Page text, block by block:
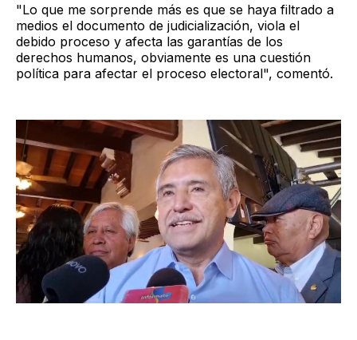
"Lo que me sorprende más es que se haya filtrado a
medios el documento de judicialización, viola el
debido proceso y afecta las garantías de los
derechos humanos, obviamente es una cuestión
política para afectar el proceso electoral", comentó.